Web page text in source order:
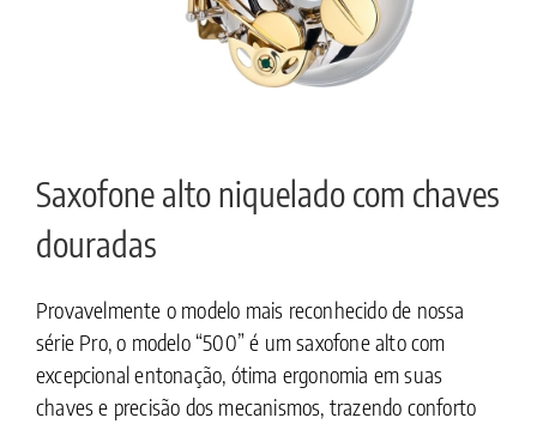
Saxofone alto niquelado com chaves
douradas
Provavelmente o modelo mais reconhecido de nossa
série Pro, o modelo “500” é um saxofone alto com
excepcional entonação, ótima ergonomia em suas
chaves e precisão dos mecanismos, trazendo conforto